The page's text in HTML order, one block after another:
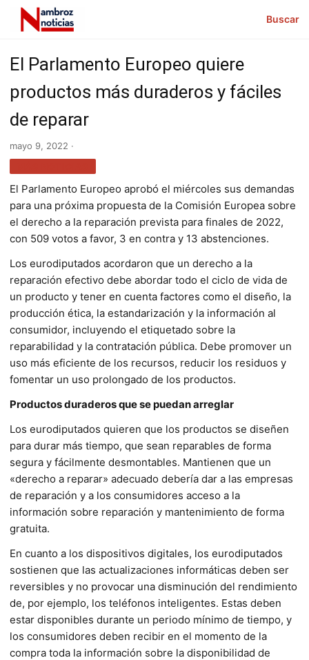
Buscar
El Parlamento Europeo quiere
productos más duraderos y fáciles
de reparar
mayo 9, 2022 ·
El Parlamento Europeo aprobó el miércoles sus demandas
para una próxima propuesta de la Comisión Europea sobre
el derecho a la reparación prevista para finales de 2022,
con 509 votos a favor, 3 en contra y 13 abstenciones.
Los eurodiputados acordaron que un derecho a la
reparación efectivo debe abordar todo el ciclo de vida de
un producto y tener en cuenta factores como el diseño, la
producción ética, la estandarización y la información al
consumidor, incluyendo el etiquetado sobre la
reparabilidad y la contratación pública. Debe promover un
uso más eficiente de los recursos, reducir los residuos y
fomentar un uso prolongado de los productos.
Productos duraderos que se puedan arreglar
Los eurodiputados quieren que los productos se diseñen
para durar más tiempo, que sean reparables de forma
segura y fácilmente desmontables. Mantienen que un
«derecho a reparar» adecuado debería dar a las empresas
de reparación y a los consumidores acceso a la
información sobre reparación y mantenimiento de forma
gratuita.
En cuanto a los dispositivos digitales, los eurodiputados
sostienen que las actualizaciones informáticas deben ser
reversibles y no provocar una disminución del rendimiento
de, por ejemplo, los teléfonos inteligentes. Estas deben
estar disponibles durante un periodo mínimo de tiempo, y
los consumidores deben recibir en el momento de la
compra toda la información sobre la disponibilidad de